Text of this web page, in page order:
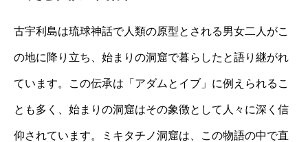
古宇利島は琉球神話で人類の原型とされる男女二人がこ
の地に降り立ち、始まりの洞窟で暮らしたと語り継がれ
ています。この伝承は「アダムとイブ」に例えられるこ
とも多く、始まりの洞窟はその象徴として人々に深く信
仰されています。ミキタチノ洞窟は、この物語の中で直